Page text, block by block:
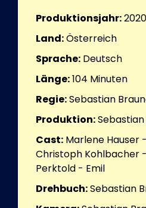
Produktionsjahr:2020
Land:Österreich
Sprache: Deutsch
Länge:104 Minuten
Regie:Sebastian
Produktion:
Cast: Marlene Hauser
Christoph Kohlbacher
Perktold - Emil
Drehbuch:Sebastian